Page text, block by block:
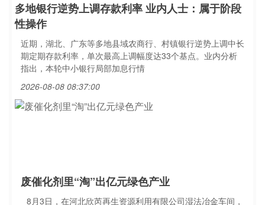
多地银行逆势上调存款利率 业内人士：属于阶段
性操作
近期，湖北、广东等多地县域农商行、村镇银行逆势上调中长
期定期存款利率，单次最高上调幅度达33个基点。业内分析
指出，本轮中小银行局部加息行情
2026-08-08 08:37:00
废催化剂里“淘”出亿元绿色产业
8月3日，在河北欣芮再生资源利用有限公司湿法冶金车间，